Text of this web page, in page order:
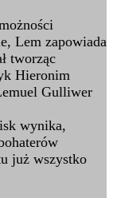
Lem zapowiada
tworząc
Hieronim
Gulliwer
wynika,
już wszystko